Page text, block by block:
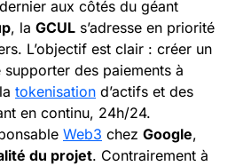
aux côtés du géant
, la GCUL s’adresse en priorité
L’objectif est clair : créer un
des paiements à
tokenisation d’actifs et des
en continu, 24h/24.
Web3 chez Google,
du projet. Contrairement à